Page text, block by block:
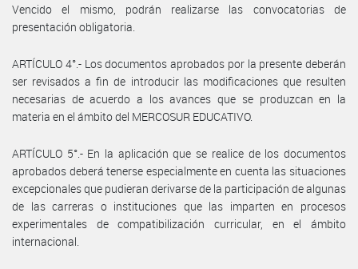
Vencido el mismo, podrán realizarse las convocatorias de
presentación obligatoria.
ARTÍCULO 4°.- Los documentos aprobados por la presente deberán
ser revisados a fin de introducir las modificaciones que resulten
necesarias de acuerdo a los avances que se produzcan en la
materia en el ámbito del MERCOSUR EDUCATIVO.
ARTÍCULO 5°.- En la aplicación que se realice de los documentos
aprobados deberá tenerse especialmente en cuenta las situaciones
excepcionales que pudieran derivarse de la participación de algunas
de las carreras o instituciones que las imparten en procesos
experimentales de compatibilización curricular, en el ámbito
internacional.